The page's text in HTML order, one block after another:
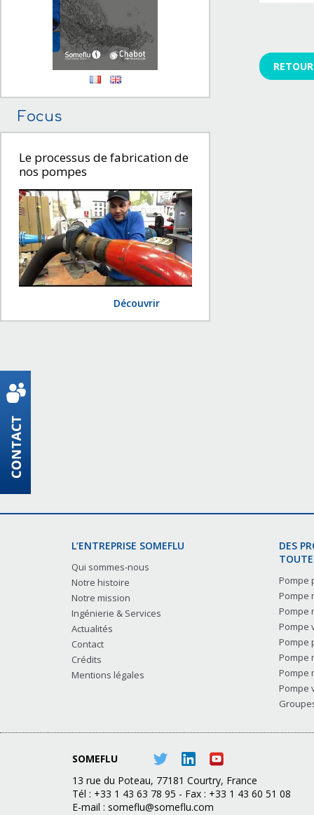
Focus
Le processus de fabrication de
nos pompes
Découvrir
L’ENTREPRISE SOMEFLU
Qui sommes-nous
Notre histoire
Notre mission
Ingénierie & Services
Actualités
Contact
Crédits
Mentions légales
DES
Pompe
Pompe
Pompe
Pompe
Pompe
Pompe
Pompe
Pompe
SOMEFLU
13 rue du Poteau, 77181 Courtry, France
Tél : +33 1 43 63 78 95 - Fax : +33 1 43 60 51 08
E-mail : someflu@someflu.com